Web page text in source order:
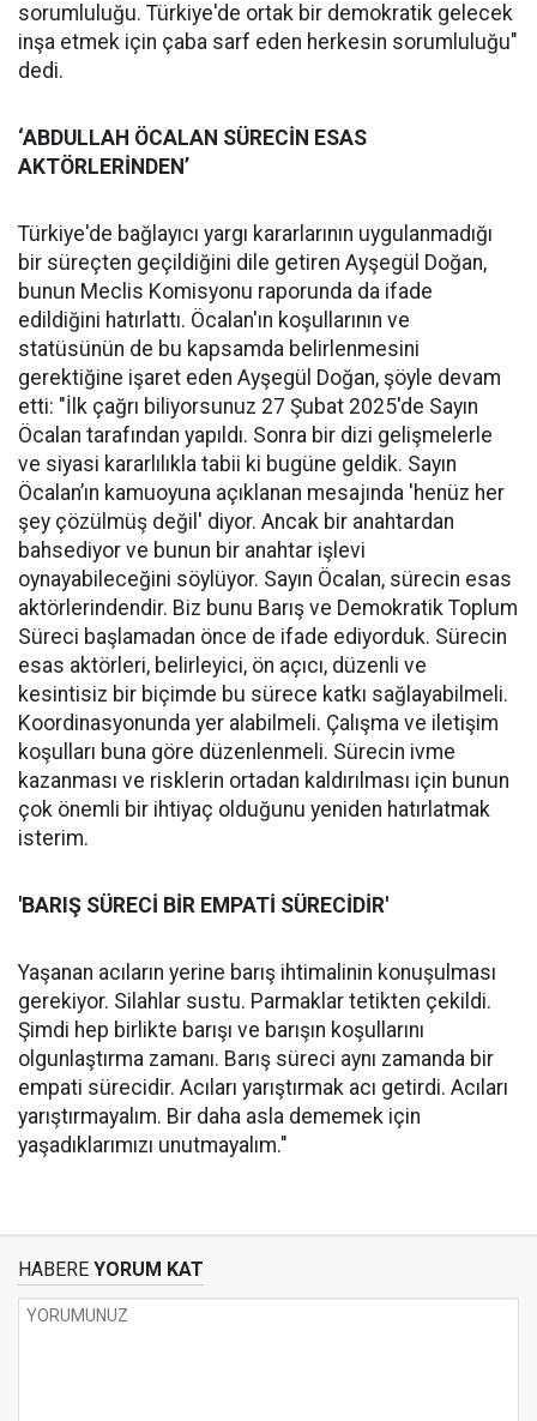
sorumluluğu. Türkiye'de ortak bir demokratik gelecek
inşa etmek için çaba sarf eden herkesin sorumluluğu"
dedi.
‘ABDULLAH ÖCALAN SÜRECİN ESAS
AKTÖRLERİNDEN’
Türkiye'de bağlayıcı yargı kararlarının uygulanmadığı
bir süreçten geçildiğini dile getiren Ayşegül Doğan,
bunun Meclis Komisyonu raporunda da ifade
edildiğini hatırlattı. Öcalan'ın koşullarının ve
statüsünün de bu kapsamda belirlenmesini
gerektiğine işaret eden Ayşegül Doğan, şöyle devam
etti: "İlk çağrı biliyorsunuz 27 Şubat 2025'de Sayın
Öcalan tarafından yapıldı. Sonra bir dizi gelişmelerle
ve siyasi kararlılıkla tabii ki bugüne geldik. Sayın
Öcalan’ın kamuoyuna açıklanan mesajında 'henüz her
şey çözülmüş değil' diyor. Ancak bir anahtardan
bahsediyor ve bunun bir anahtar işlevi
oynayabileceğini söylüyor. Sayın Öcalan, sürecin esas
aktörlerindendir. Biz bunu Barış ve Demokratik Toplum
Süreci başlamadan önce de ifade ediyorduk. Sürecin
esas aktörleri, belirleyici, ön açıcı, düzenli ve
kesintisiz bir biçimde bu sürece katkı sağlayabilmeli.
Koordinasyonunda yer alabilmeli. Çalışma ve iletişim
koşulları buna göre düzenlenmeli. Sürecin ivme
kazanması ve risklerin ortadan kaldırılması için bunun
çok önemli bir ihtiyaç olduğunu yeniden hatırlatmak
isterim.
'BARIŞ SÜRECİ BİR EMPATİ SÜRECİDİR'
Yaşanan acıların yerine barış ihtimalinin konuşulması
gerekiyor. Silahlar sustu. Parmaklar tetikten çekildi.
Şimdi hep birlikte barışı ve barışın koşullarını
olgunlaştırma zamanı. Barış süreci aynı zamanda bir
empati sürecidir. Acıları yarıştırmak acı getirdi. Acıları
yarıştırmayalım. Bir daha asla dememek için
yaşadıklarımızı unutmayalım."
HABERE YORUM KAT